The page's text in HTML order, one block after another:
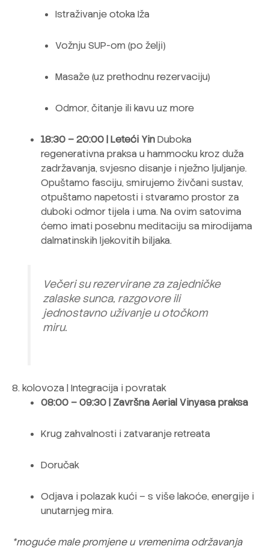
Istraživanje otoka Iža
Vožnju SUP-om (po želji)
Masaže (uz prethodnu rezervaciju)
Odmor, čitanje ili kavu uz more
18:30 – 20:00 | Leteći YinDuboka
regenerativna praksa u hammocku kroz duža
zadržavanja, svjesno disanje i nježno ljuljanje.
Opuštamo fasciju, smirujemo živčani sustav,
otpuštamo napetosti i stvaramo prostor za
duboki odmor tijela i uma. Na ovim satovima
ćemo imati posebnu meditaciju sa mirodijama
dalmatinskih ljekovitih biljaka.
Večeri su rezervirane za zajedničke
zalaske sunca, razgovore ili
jednostavno uživanje u otočkom
miru.
8. kolovoza | Integracija i povratak
08:00 – 09:30 | Završna Aerial Vinyasa praksa
Krug zahvalnosti i zatvaranje retreata
Doručak
Odjava i polazak kući – s više lakoće, energije i
unutarnjeg mira.
*moguće male promjene u vremenima održavanja